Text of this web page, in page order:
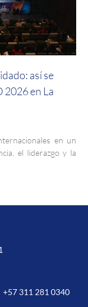
así se
2026 en La
en un
el liderazgo y la
+57 311 281 0340